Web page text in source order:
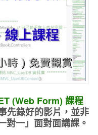
(Web Form) 課程
先錄好的影片，並非
一對一」面對面講課。